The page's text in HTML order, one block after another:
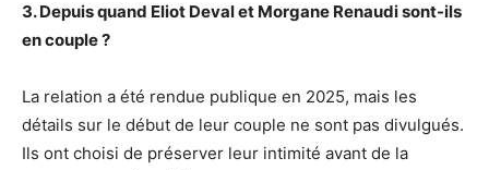
3. Depuis quand Eliot Deval et Morgane Renaudi sont-ils
en couple ?
La relation a été rendue publique en 2025, mais les
détails sur le début de leur couple ne sont pas divulgués.
Ils ont choisi de préserver leur intimité avant de la